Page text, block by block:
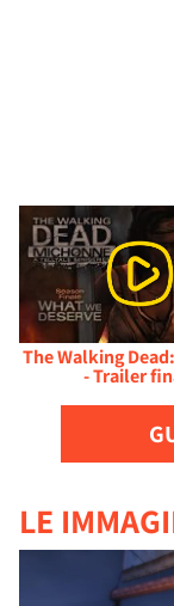
The Walking
- Trailer
LE